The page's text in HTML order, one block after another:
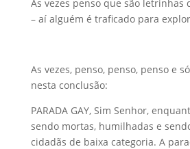
As vezes penso que são letrinhas
– aí alguém é traficado para
As vezes, penso, penso, penso e
nesta conclusão:
PARADA GAY, Sim Senhor,
sendo mortas, humilhadas e
cidadãs de baixa categoria. A